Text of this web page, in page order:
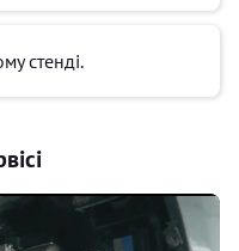
стенді.